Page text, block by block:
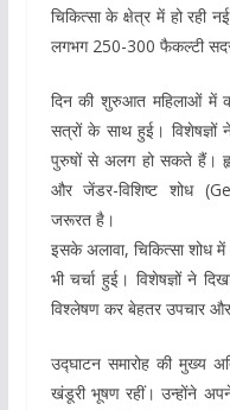
चिकित्सा के क्षेत्र में हो रही
लगभग 250-300 फैकल्टी
दिन की शुरुआत महिलाओं में
सत्रों के साथ हुई। विशेषज्ञों
पुरुषों से अलग हो सकते हैं।
और जेंडर-विशिष्ट शोध
जरूरत है।
इसके अलावा, चिकित्सा शोध
भी चर्चा हुई। विशेषज्ञों ने
विश्लेषण कर बेहतर उपचार
उद्घाटन समारोह की मुख्य
खंडूरी भूषण रहीं। उन्होंने अपने